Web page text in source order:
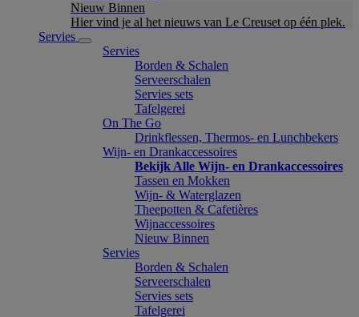
Nieuw Binnen
Hier vind je al het nieuws van Le Creuset op één plek.
Servies
Servies
Borden & Schalen
Serveerschalen
Servies sets
Tafelgerei
On The Go
Drinkflessen, Thermos- en Lunchbekers
Wijn- en Drankaccessoires
Bekijk Alle Wijn- en Drankaccessoires
Tassen en Mokken
Wijn- & Waterglazen
Theepotten & Cafetières
Wijnaccessoires
Nieuw Binnen
Servies
Borden & Schalen
Serveerschalen
Servies sets
Tafelgerei